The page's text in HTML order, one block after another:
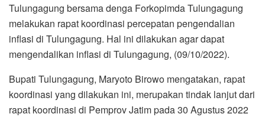
Tulungagung bersama denga Forkopimda Tulungagung
melakukan rapat koordinasi percepatan pengendalian
inflasi di Tulungagung. Hal ini dilakukan agar dapat
mengendalikan inflasi di Tulungagung, (09/10/2022).
Bupati Tulungagung, Maryoto Birowo mengatakan, rapat
koordinasi yang dilakukan ini, merupakan tindak lanjut dari
rapat koordinasi di Pemprov Jatim pada 30 Agustus 2022